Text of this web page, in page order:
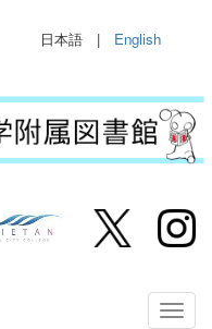
日本語 | English